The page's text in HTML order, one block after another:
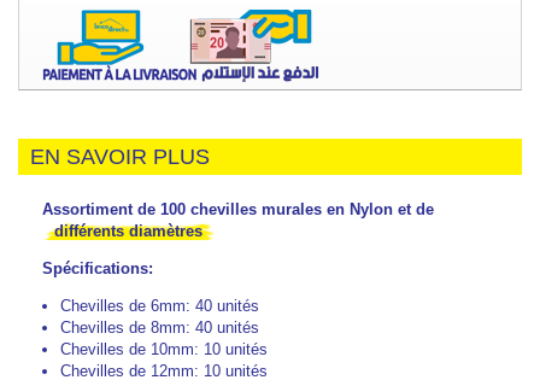
EN SAVOIR PLUS
Assortiment de 100 chevilles murales en Nylon et de
différents diamètres
Spécifications:
Chevilles de 6mm: 40 unités
Chevilles de 8mm: 40 unités
Chevilles de 10mm: 10 unités
Chevilles de 12mm: 10 unités